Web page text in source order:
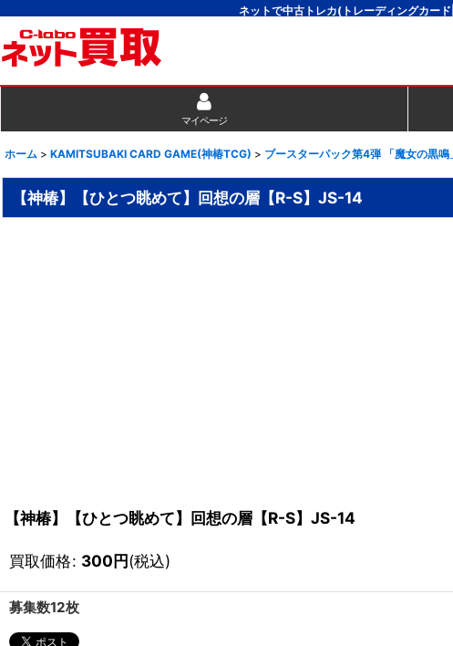
ネットで中古トレカ(トレーディングカー
マイページ
ホーム > KAMITSUBAKI CARD GAME(神椿TCG) > ブースターパック第4弾 「魔女の黒鳴
【神椿】【ひとつ眺めて】回想の層【R-S】JS-14
【神椿】【ひとつ眺めて】回想の層【R-S】JS-14
買取価格: 300円(税込)
募集数12枚